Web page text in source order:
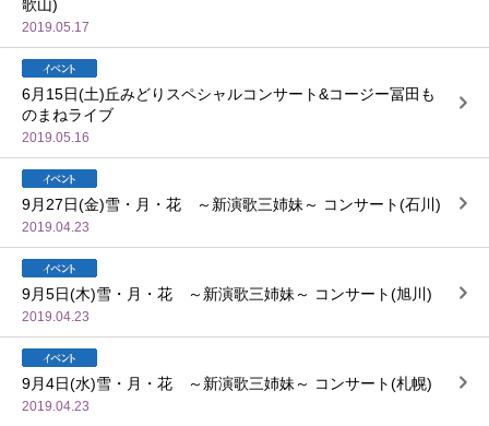
歌山)
2019.05.17
6月15日(土)丘みどりスペシャルコンサート&コージー冨田も
のまねライブ
2019.05.16
9月27日(金)雪・月・花 ～新演歌三姉妹～ コンサート(石川)
2019.04.23
9月5日(木)雪・月・花 ～新演歌三姉妹～ コンサート(旭川)
2019.04.23
9月4日(水)雪・月・花 ～新演歌三姉妹～ コンサート(札幌)
2019.04.23